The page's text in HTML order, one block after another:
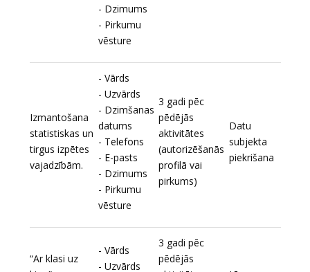
- Dzimums
- Pirkumu
vēsture
Izmantošana
statistiskas un
tirgus izpētes
vajadzībām.
- Vārds
- Uzvārds
- Dzimšanas
datums
- Telefons
- E-pasts
- Dzimums
- Pirkumu
vēsture
3 gadi pēc
pēdējās
aktivitātes
(autorizēšanās
profilā vai
pirkums)
Datu
subjekta
piekrišana
“Ar klasi uz
- Vārds
- Uzvārds
3 gadi pēc
pēdējās